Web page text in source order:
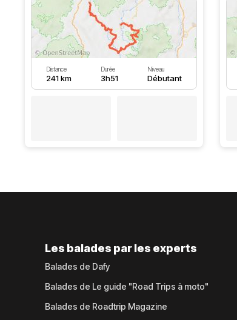
Distance
241 km
Durée
3h51
Niveau
Débutant
Les balades par les experts
Balades de Dafy
Balades de Le guide "Road Trips à moto"
Balades de Roadtrip Magazine